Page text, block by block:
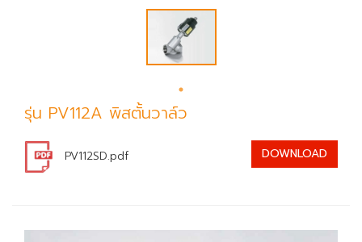
รุ่น PV112A พิสตั้นวาล์ว
PV112SD.pdf DOWNLOAD